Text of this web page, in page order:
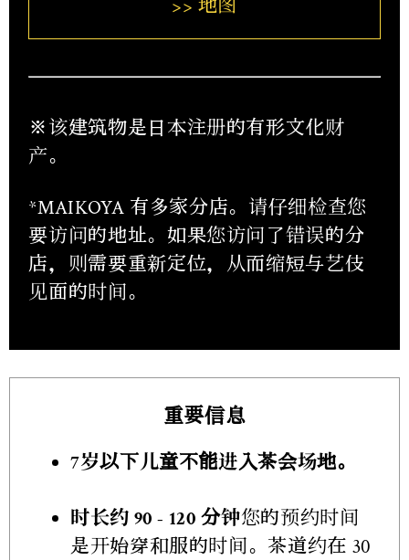
>> 地图
※该建筑物是日本注册的有形文化财
产。
*MAIKOYA 有多家分店。请仔细检查您
要访问的地址。如果您访问了错误的分
店，则需要重新定位，从而缩短与艺伎
见面的时间。
重要信息
7岁以下儿童不能进入茶会场地。
时长约 90 - 120 分钟您的预约时间
是开始穿和服的时间。茶道约在 30